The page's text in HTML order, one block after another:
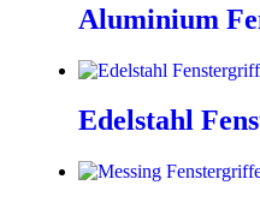
Aluminium
Edelstahl